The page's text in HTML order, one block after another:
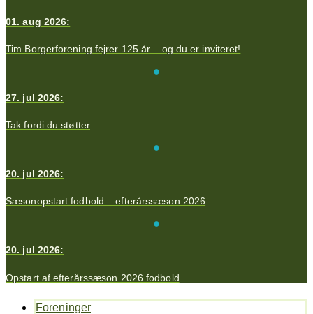
01. aug 2026:
Tim Borgerforening fejrer 125 år – og du er inviteret!
27. jul 2026:
Tak fordi du støtter
20. jul 2026:
Sæsonopstart fodbold – efterårssæson 2026
20. jul 2026:
Opstart af efterårssæson 2026 fodbold
Foreninger